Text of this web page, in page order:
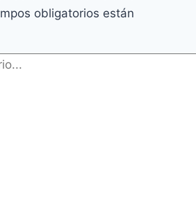
obligatorios están